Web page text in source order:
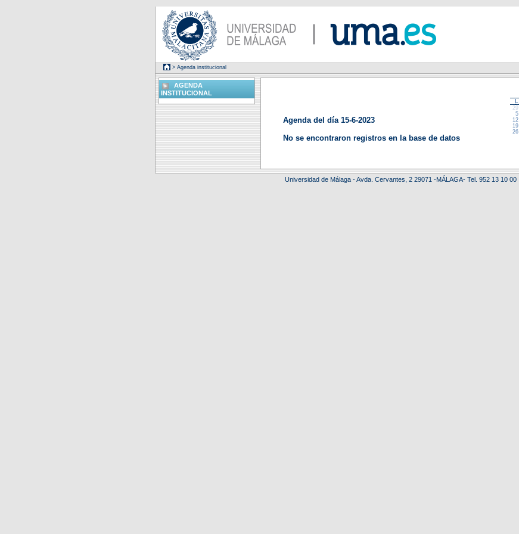
> Agenda institucional
Agenda del día 15-6-2023
No se encontraron registros en la base de datos
29
5
12
19
26
AGENDA
INSTITUCIONAL
Universidad de Málaga - Avda. Cervantes, 2 29071 -MÁLAGA- Tel. 952 13 10 00